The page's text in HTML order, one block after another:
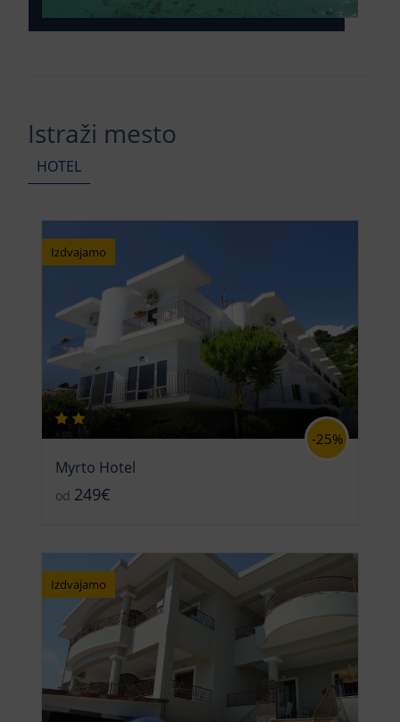
Istraži mesto
HOTEL
Izdvajamo
Myrto Hotel
-25%
od 249€
Izdvajamo